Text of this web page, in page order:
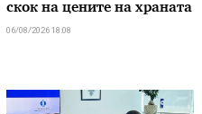
скок на цените на храната
06/08/2026 18:08